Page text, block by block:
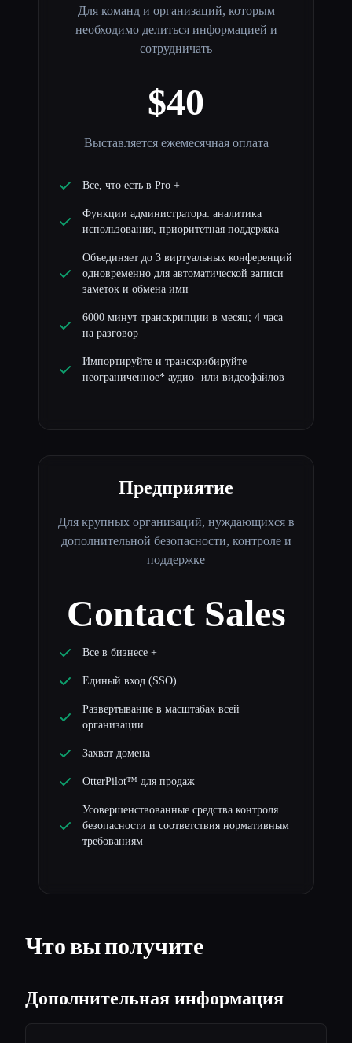
Для команд и организаций, которым
необходимо делиться информацией и
сотрудничать
$40
Выставляется ежемесячная оплата
Все, что есть в Pro +
Функции администратора: аналитика
использования, приоритетная поддержка
Объединяет до 3 виртуальных конференций
одновременно для автоматической записи
заметок и обмена ими
6000 минут транскрипции в месяц; 4 часа
на разговор
Импортируйте и транскрибируйте
неограниченное* аудио- или видеофайлов
Предприятие
Для крупных организаций, нуждающихся в
дополнительной безопасности, контроле и
поддержке
Contact Sales
Все в бизнесе +
Единый вход (SSO)
Развертывание в масштабах всей
организации
Захват домена
OtterPilot™ для продаж
Усовершенствованные средства контроля
безопасности и соответствия нормативным
требованиям
Что вы получите
Дополнительная информация